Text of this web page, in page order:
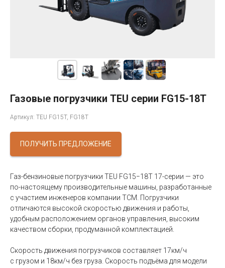
Газовые погрузчики TEU серии FG15-18T
Артикул: TEU FG15T, FG18T
ПОЛУЧИТЬ ПРЕДЛОЖЕНИЕ
Газ-бензиновые погрузчики TEU FG15−18T 17-серии — это
по-настоящему производительные машины, разработанные
с участием инженеров компании TCM. Погрузчики
отличаются высокой скоростью движения и работы,
удобным расположением органов управления, высоким
качеством сборки, продуманной комплектацией.
Скорость движения погрузчиков составляет 17км/ч
с грузом и 18км/ч без груза. Скорость подъёма для модели